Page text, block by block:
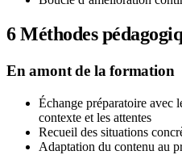
6Méthodes
En amont de la formation
Échange préparatoire avec
contexte et les attentes
Recueil des situations
Adaptation du contenu au